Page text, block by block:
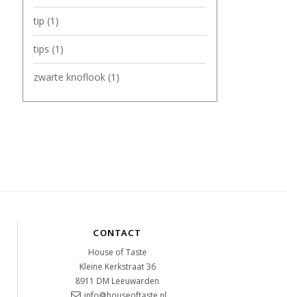
tip (1)
tips (1)
zwarte knoflook (1)
CONTACT
House of Taste
Kleine Kerkstraat 36
8911 DM Leeuwarden